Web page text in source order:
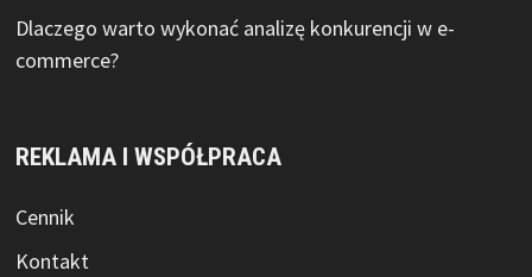
Dlaczego warto wykonać analizę konkurencji w e-
commerce?
REKLAMA I WSPÓŁPRACA
Cennik
Kontakt